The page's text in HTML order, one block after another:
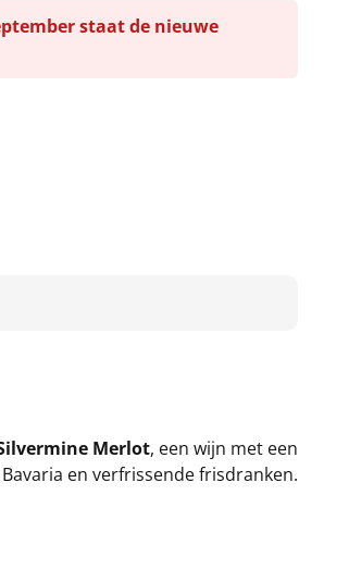
staat de nieuwe
Merlot, een wijn met een
en verfrissende frisdranken.